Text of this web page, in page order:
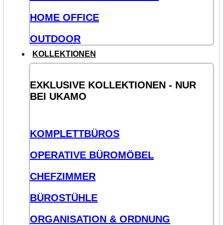
HOME OFFICE
OUTDOOR
KOLLEKTIONEN
EXKLUSIVE KOLLEKTIONEN - NUR
BEI UKAMO
KOMPLETTBÜROS
OPERATIVE BÜROMÖBEL
CHEFZIMMER
BÜROSTÜHLE
ORGANISATION & ORDNUNG